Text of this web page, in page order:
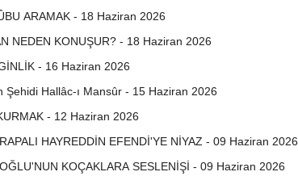
ARAMAK - 18 Haziran 2026
NEDEN KONUŞUR? - 18 Haziran 2026
- 16 Haziran 2026
Şehidi Hallâc-ı Mansûr - 15 Haziran 2026
- 12 Haziran 2026
HAYREDDİN EFENDİ'YE NİYAZ - 09 Haziran 2026
KOÇAKLARA SESLENİŞİ - 09 Haziran 2026